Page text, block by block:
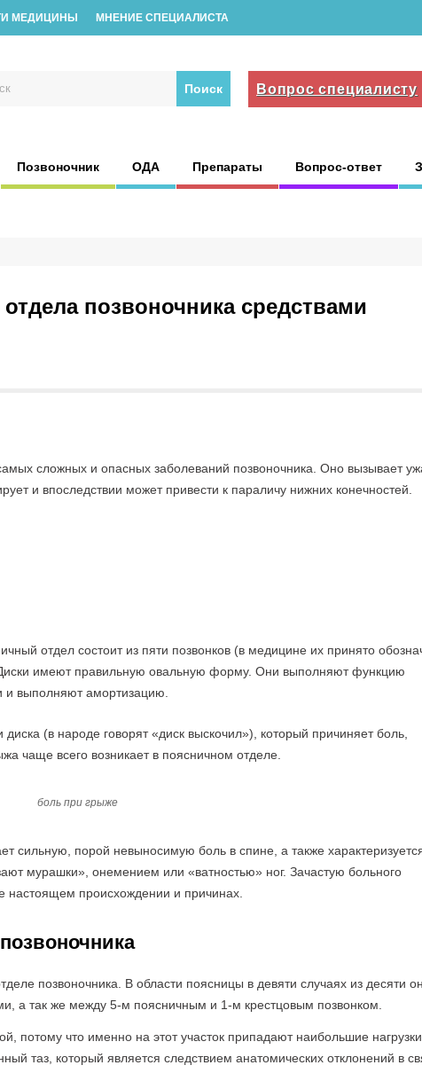
МЕДИЦИНЫ МНЕНИЕ СПЕЦИАЛИСТА
Вопрос специалисту
Позвоночник ОДА Препараты Вопрос-ответ
позвоночника средствами
сложных и опасных заболеваний позвоночника. Оно вызывает
и впоследствии может привести к параличу нижних конечностей.
отдел состоит из пяти позвонков (в медицине их принято
имеют правильную овальную форму. Они выполняют функцию
и выполняют амортизацию.
(в народе говорят «диск выскочил»), который причиняет боль,
чаще всего возникает в поясничном отделе.
боль при грыже
сильную, порой невыносимую боль в спине, а также
мурашки», онемением или «ватностью» ног. Зачастую больного
настоящем происхождении и причинах.
позвоночника. В области поясницы в девяти случаях из десяти
а так же между 5-м поясничным и 1-м крестцовым позвонком.
потому что именно на этот участок припадают наибольшие
таз, который является следствием анатомических отклонений в